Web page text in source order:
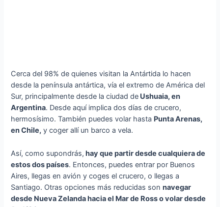
Cerca del 98% de quienes visitan la Antártida lo hacen
desde la península antártica, vía el extremo de América del
Sur, principalmente desde la ciudad de Ushuaia, en
Argentina. Desde aquí implica dos días de crucero,
hermosísimo. También puedes volar hasta Punta Arenas,
en Chile, y coger allí un barco a vela.
Así, como supondrás, hay que partir desde cualquiera de
estos dos países. Entonces, puedes entrar por Buenos
Aires, llegas en avión y coges el crucero, o llegas a
Santiago. Otras opciones más reducidas sonnavegar
desde Nueva Zelanda hacia el Mar de Ross o volar desde